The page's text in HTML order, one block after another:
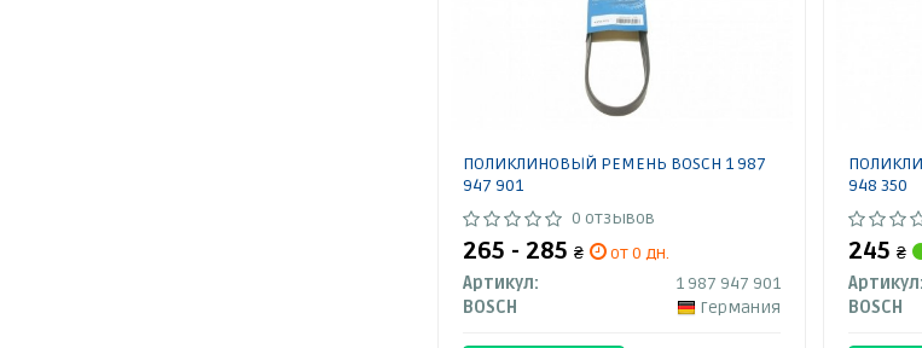
ПОЛИКЛИНОВЫЙ РЕМЕНЬ BOSCH 1 987
947 901
0 отзывов
265 - 285 ₴
от 0 дн.
Артикул:
1 987 947 901
BOSCH
Германия
948 350
245₴
Артикул:
BOSCH